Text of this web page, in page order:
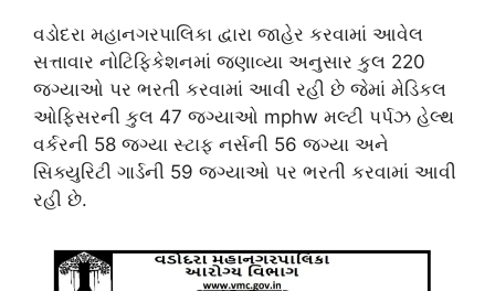
વડોદરા મહાનગરપાલિકા દ્વારા જાહેર કરવામાં આવેલ
સત્તાવાર નોટિફિકેશનમાં જણાવ્યા અનુસાર કુલ 220
જગ્યાઓ પર ભરતી કરવામાં આવી રહી છે જેમાં મેડિકલ
ઓફિસરની કુલ 47 જગ્યાઓ mphw મલ્ટી પર્પઝ હેલ્થ
વર્કરની 58 જગ્યા સ્ટાફ નર્સની 56 જગ્યા અને
સિક્યુરિટી ગાર્ડની 59 જગ્યાઓ પર ભરતી કરવામાં આવી
રહી છે.